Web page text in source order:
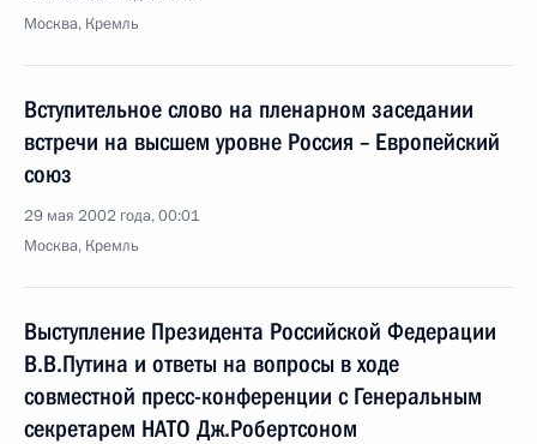
Москва, Кремль
Вступительное слово на пленарном заседании
встречи на высшем уровне Россия – Европейский
союз
29 мая 2002 года, 00:01
Москва, Кремль
Выступление Президента Российской Федерации
В.В.Путина и ответы на вопросы в ходе
совместной пресс-конференции с Генеральным
секретарем НАТО Дж.Робертсоном